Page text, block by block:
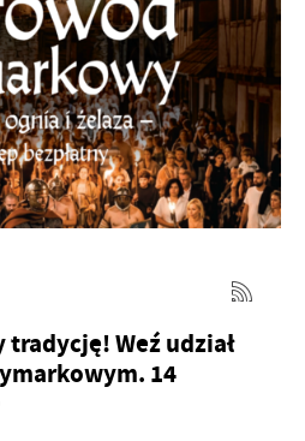
Weź udział
14